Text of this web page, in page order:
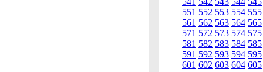
551 552 553 554 555
561 562 563 564 565
571 572 573 574 575
581 582 583 584 585
591 592 593 594 595
601 602 603 604 605